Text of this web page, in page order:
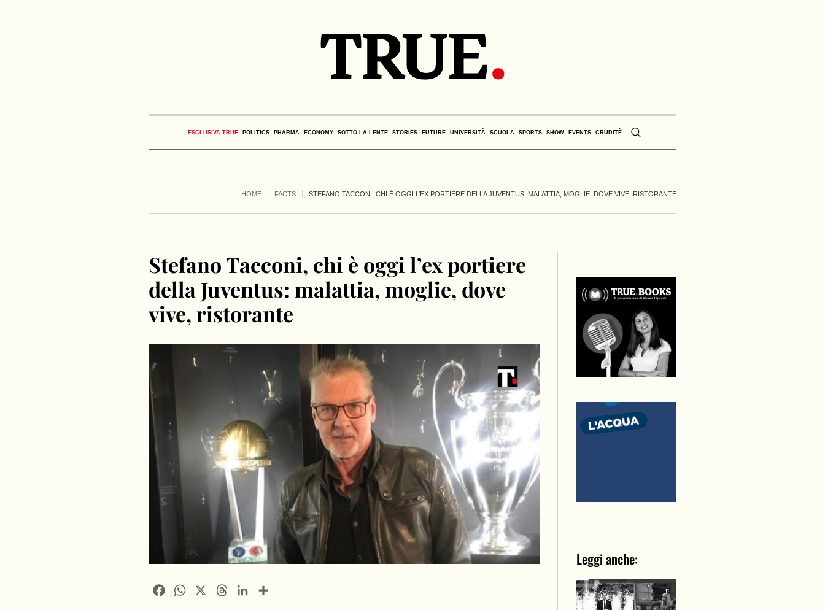
ESCLUSIVA TRUE POLITICS PHARMA ECONOMY SOTTO LA LENTE STORIES FUTURE UNIVERSITÀ SCUOLA SPORTS SHOW EVENTS CRUDITÈ
HOME FACTS STEFANO TACCONI, CHI È OGGI L’EX PORTIERE DELLA JUVENTUS: MALATTIA, MOGLIE, DOVE VIVE, RISTORANTE
Stefano Tacconi, chi è oggi l’ex portiere
della Juventus: malattia, moglie, dove
vive, ristorante
FacebookWhatsApp ThreadsLinkedIn
Leggi anche: